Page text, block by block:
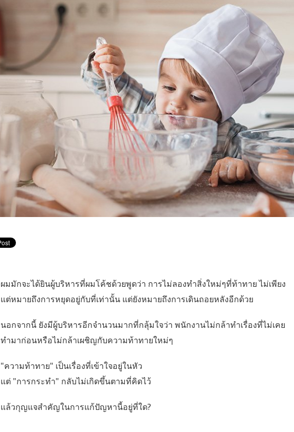
ผมมักจะได้ยินผู้บริหารที่ผมโค้ชด้วยพูดว่า การไม่ลองทำสิ่งใหม่ๆที่ท้าทาย ไม่เพียง
แต่หมายถึงการหยุดอยู่กับที่เท่านั้น แต่ยังหมายถึงการเดินถอยหลังอีกด้วย
นอกจากนี้ ยังมีผู้บริหารอีกจำนวนมากที่กลุ้มใจว่า พนักงานไม่กล้าทำเรื่องที่ไม่เคย
ทำมาก่อนหรือไม่กล้าเผชิญกับความท้าทายใหม่ๆ
"ความท้าทาย" เป็นเรื่องที่เข้าใจอยู่ในหัว
แต่ "การกระทำ" กลับไม่เกิดขึ้นตามที่คิดไว้
แล้วกุญแจสำคัญในการแก้ปัญหานี้อยู่ที่ใด?